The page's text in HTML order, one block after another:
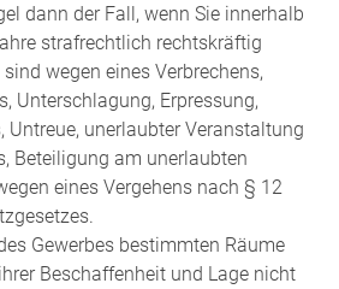
dann der Fall, wenn Sie innerhalb
strafrechtlich rechtskräftig
wegen eines Verbrechens,
Unterschlagung, Erpressung,
Untreue, unerlaubter Veranstaltung
Beteiligung am unerlaubten
eines Vergehens nach § 12
Gewerbes bestimmten Räume
Beschaffenheit und Lage nicht